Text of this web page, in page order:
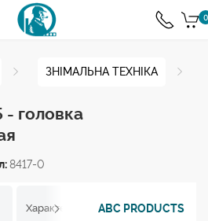
0
ЗНІМАЛЬНА ТЕХНІКА
- головка
8417-0
Характеристики Відгуки
ABC PRODUCTS